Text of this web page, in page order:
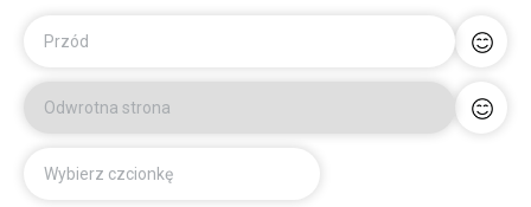
Przód
Odwrotna strona
Wybierz czcionkę